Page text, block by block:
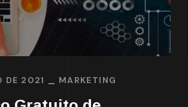
DE 2021 MARKETING